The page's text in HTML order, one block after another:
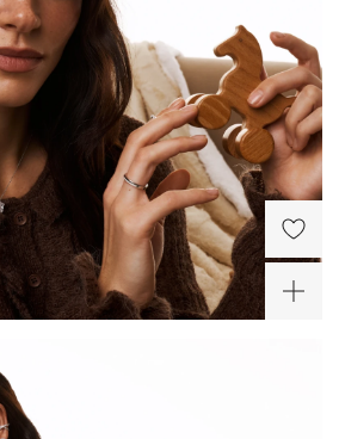
Серебряные серьги-
клаймберы
7 300 ₽
ХИТ